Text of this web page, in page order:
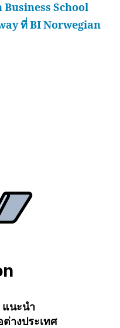
Business School
ที่ BI Norwegian
แนะนำ
างประเทศ